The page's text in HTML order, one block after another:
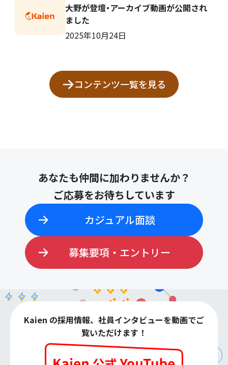
大野が登壇・アーカイブ動画が公開され
ました
2025年10月24日
コンテンツ一覧を見る
あなたも仲間に加わりませんか？
ご応募をお待ちしています
カジュアル面談
募集要項・エントリー
Kaien の採用情報、社員インタビューを動画でご
覧いただけます！